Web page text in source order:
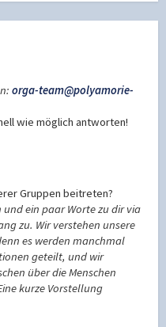
orga-team@polyamorie-
wie möglich antworten!
Gruppen beitreten?
und ein paar Worte zu dir via
zu. Wir verstehen unsere
es werden manchmal
geteilt, und wir
über die Menschen
kurze Vorstellung